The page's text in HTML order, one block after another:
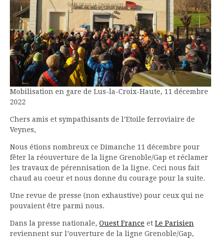
Mobilisation en gare de Lus-la-Croix-Haute, 11 décembre
2022
Chers amis et sympathisants de l’Etoile ferroviaire de
Veynes,
Nous étions nombreux ce Dimanche 11 décembre pour
fêter la réouverture de la ligne Grenoble/Gap et réclamer
les travaux de pérennisation de la ligne. Ceci nous fait
chaud au coeur et nous donne du courage pour la suite.
Une revue de presse (non exhaustive) pour ceux qui ne
pouvaient être parmi nous.
Dans la presse nationale, Ouest France et Le Parisien
reviennent sur l’ouverture de la ligne Grenoble/Gap,